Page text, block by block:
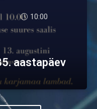
10:00
aastapäev